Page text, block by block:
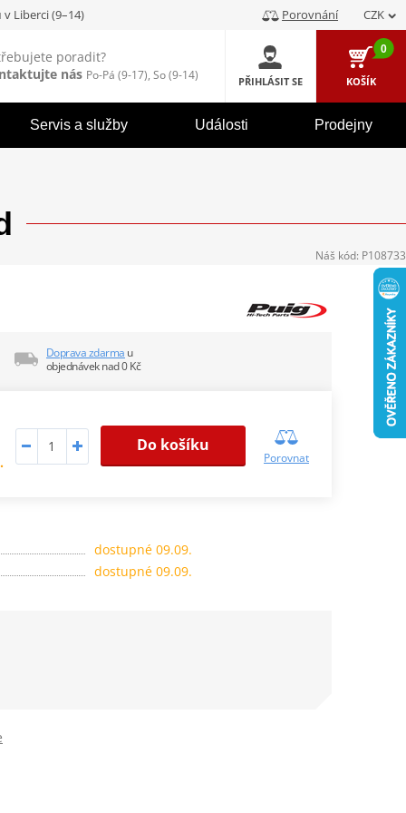
v Liberci (9–14) Porovnání CZK
poradit?
nás Po-Pá (9-17), So (9-14) PŘIHLÁSIT SE
0
KOŠÍK
Servis a služby Události Prodejny
Doprava zdarma u
objednávek nad 0 Kč
Do košíku
Porovnat
dostupné 09.09.
dostupné 09.09.
Náš kód: P108733